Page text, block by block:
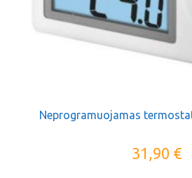
Neprogramuojamas
31,90 €